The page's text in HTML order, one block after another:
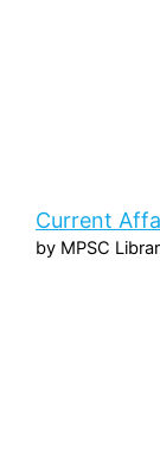
Current
by MPSC